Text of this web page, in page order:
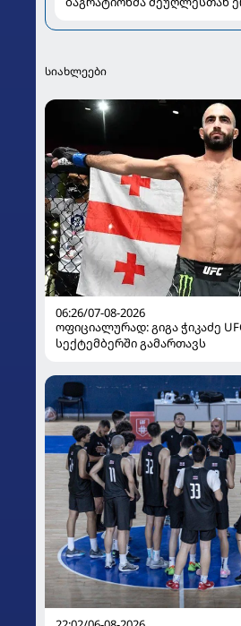
სიახლეები
06:26/07-08-2026
ოფიციალურად: გიგა ჭიკაძე
სექტემბერში გამართავს